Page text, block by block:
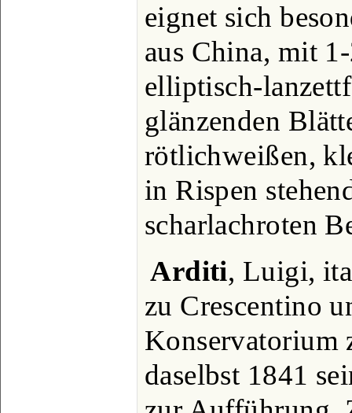
eignet sich
aus China, mit
elliptisch-
glänzenden
rötlichweißen,
in Rispen
scharlachroten
Arditi, Luigi,
zu Crescentino
Konservatorium
daselbst 1841